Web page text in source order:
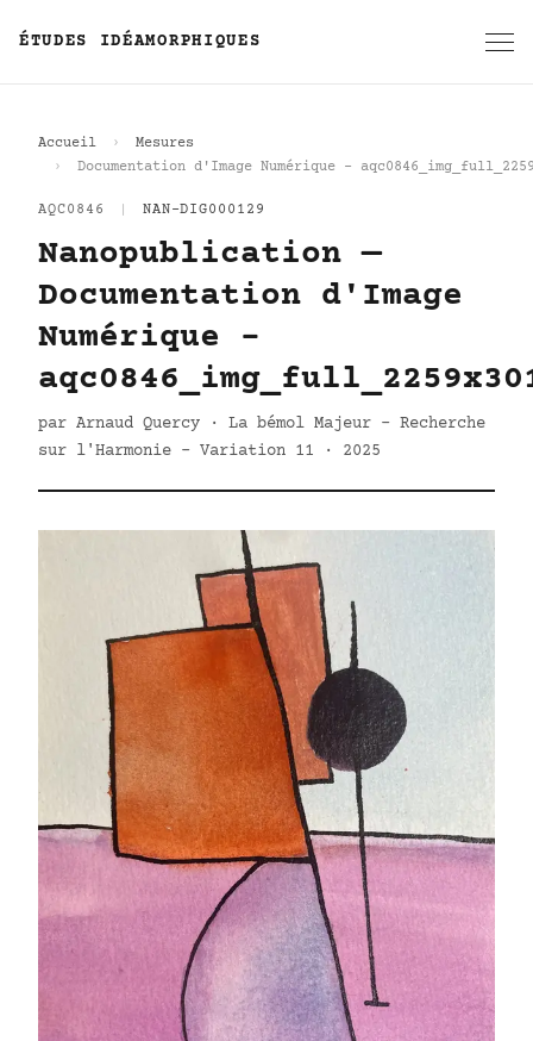
ÉTUDES IDÉAMORPHIQUES
Accueil
Mesures
Documentation d'Image Numérique -
AQC0846 NAN-DIG000129
Nanopublication —
Documentation d'Image
Numérique -
par Arnaud Quercy · La bémol Majeur - Recherche
sur l'Harmonie - Variation 11 · 2025